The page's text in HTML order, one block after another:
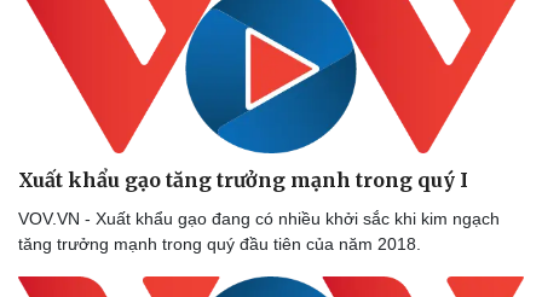
Xuất khẩu gạo tăng trưởng mạnh trong quý I
VOV.VN - Xuất khẩu gạo đang có nhiều khởi sắc khi kim ngạch
tăng trưởng mạnh trong quý đầu tiên của năm 2018.